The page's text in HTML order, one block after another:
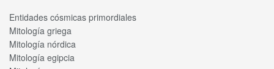
Entidades cósmicas primordiales
Mitología griega
Mitología nórdica
Mitología egipcia